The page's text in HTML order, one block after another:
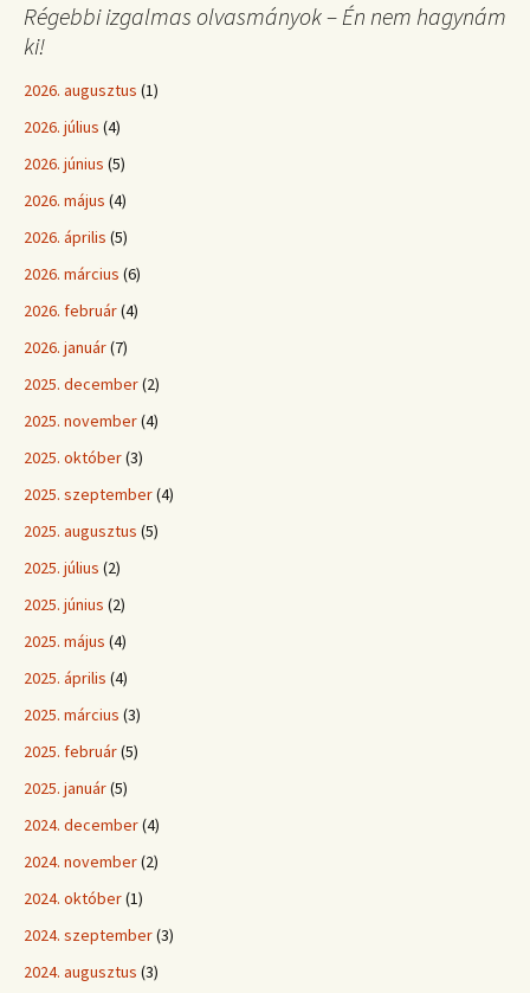
Régebbi izgalmas olvasmányok – Én nem hagynám
ki!
2026. augusztus (1)
2026. július (4)
2026. június (5)
2026. május (4)
2026. április (5)
2026. március (6)
2026. február(4)
2026. január(7)
2025. december(2)
2025. november(4)
2025. október(3)
2025. szeptember(4)
2025. augusztus (5)
2025. július (2)
2025. június (2)
2025. május (4)
2025. április (4)
2025. március (3)
2025. február(5)
2025. január(5)
2024. december(4)
2024. november(2)
2024. október(1)
2024. szeptember(3)
2024. augusztus (3)